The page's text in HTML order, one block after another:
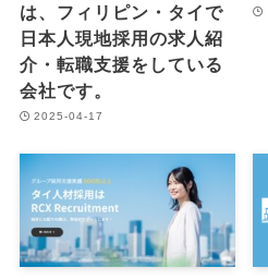
は、フィリピン・タイで
日本人現地採用の求人紹
介・転職支援をしている
会社です。
2025-04-17